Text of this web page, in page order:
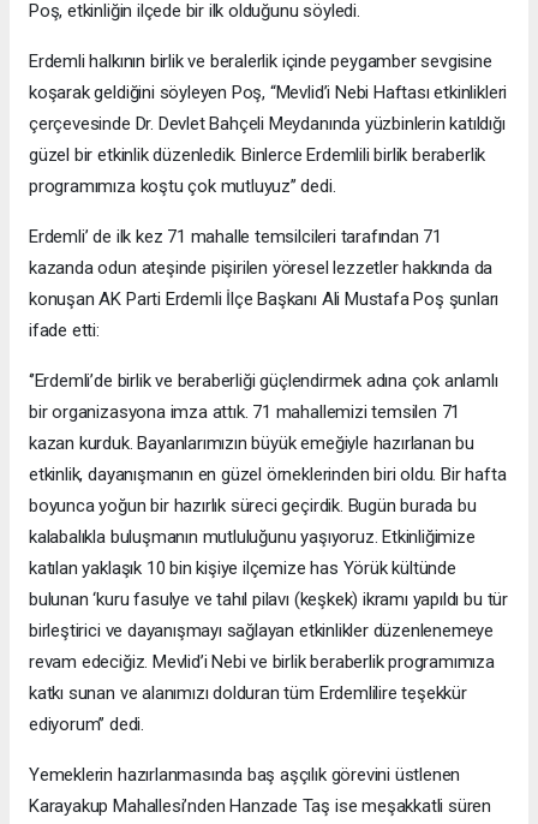
Poş, etkinliğin ilçede bir ilk olduğunu söyledi.
Erdemli halkının birlik ve beralerlik içinde peygamber sevgisine
koşarak geldiğini söyleyen Poş, “Mevlid’i Nebi Haftası etkinlikleri
çerçevesinde Dr. Devlet Bahçeli Meydanında yüzbinlerin katıldığı
güzel bir etkinlik düzenledik. Binlerce Erdemlili birlik beraberlik
programımıza koştu çok mutluyuz’’ dedi.
Erdemli’ de ilk kez 71 mahalle temsilcileri tarafından 71
kazanda odun ateşinde pişirilen yöresel lezzetler hakkında da
konuşan AK Parti Erdemli İlçe Başkanı Ali Mustafa Poş şunları
ifade etti:
‘’Erdemli’de birlik ve beraberliği güçlendirmek adına çok anlamlı
bir organizasyona imza attık. 71 mahallemizi temsilen 71
kazan kurduk. Bayanlarımızın büyük emeğiyle hazırlanan bu
etkinlik, dayanışmanın en güzel örneklerinden biri oldu. Bir hafta
boyunca yoğun bir hazırlık süreci geçirdik. Bugün burada bu
kalabalıkla buluşmanın mutluluğunu yaşıyoruz. Etkinliğimize
katılan yaklaşık 10 bin kişiye ilçemize has Yörük kültünde
bulunan ‘kuru fasulye ve tahıl pilavı (keşkek) ikramı yapıldı bu tür
birleştirici ve dayanışmayı sağlayan etkinlikler düzenlenemeye
revam edeciğiz. Mevlid’i Nebi ve birlik beraberlik programımıza
katkı sunan ve alanımızı dolduran tüm Erdemlilire teşekkür
ediyorum’’ dedi.
Yemeklerin hazırlanmasında baş aşçılık görevini üstlenen
Karayakup Mahallesi’nden Hanzade Taş ise meşakkatli süren